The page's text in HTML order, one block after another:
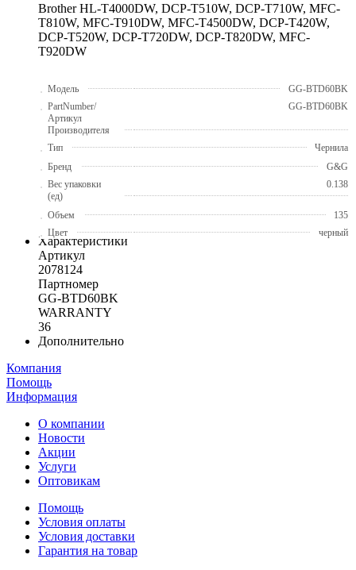
Brother HL-T4000DW, DCP-T510W, DCP-T710W, MFC-
T810W, MFC-T910DW, MFC-T4500DW, DCP-T420W,
DCP-T520W, DCP-T720DW, DCP-T820DW, MFC-
T920DW
Модель
GG-BTD60BK
PartNumber/
Артикул
Производителя
GG-BTD60BK
Тип
Чернила
Бренд
G&G
Вес упаковки
(ед)
0.138
Объем
135
Цвет
черный
Характеристики
Артикул
2078124
Партномер
GG-BTD60BK
WARRANTY
36
Дополнительно
Компания
Помощь
Информация
О компании
Новости
Акции
Услуги
Оптовикам
Помощь
Условия оплаты
Условия доставки
Гарантия на товар